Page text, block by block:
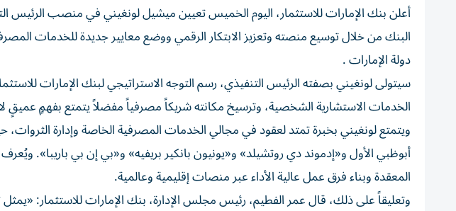
أعلن بنك الإمارات للاستثمار، اليوم الخميس تعيين ميشيل لونغيني في منصب الرئيس
البنك من خلال توسيع منصته وتعزيز الابتكار الرقمي ووضع معايير جديدة للخدمات
دولة الإمارات .
سيتولى لونغيني بصفته الرئيس التنفيذي، رسم التوجه الاستراتيجي لبنك الإمارات
الخدمات الاستشارية الشخصية، وترسيخ مكانته شريكاً مصرفياً مفضلاً يتمتع بفهمٍ عميقٍ
ويتمتع لونغيني بخبرة تمتد لعقود في مجالي الخدمات المصرفية الخاصة وإدارة
أبوظبي الأول و«إدموند دي روتشيلد» و«يونيون بانكير بريفيه» و«بي إن بي باريبا».
المعقدة وبناء فرق عمل عالية الأداء عبر منصات إقليمية وعالمية.
وتعليقاً على ذلك، قال عمر الفطيم، رئيس مجلس الإدارة، بنك الإمارات للاستثمار: